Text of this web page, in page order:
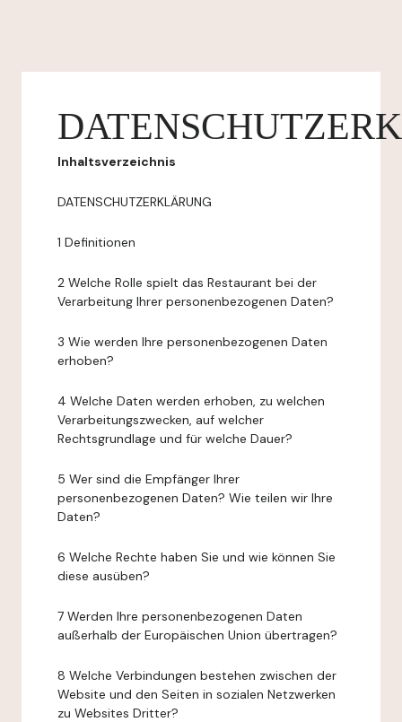
Inhaltsverzeichnis
DATENSCHUTZERKLÄRUNG
1 Definitionen
2 Welche Rolle spielt das Restaurant bei der
Verarbeitung Ihrer personenbezogenen Daten?
3 Wie werden Ihre personenbezogenen Daten
erhoben?
4 Welche Daten werden erhoben, zu welchen
Verarbeitungszwecken, auf welcher
Rechtsgrundlage und für welche Dauer?
5 Wer sind die Empfänger Ihrer
personenbezogenen Daten? Wie teilen wir Ihre
Daten?
6 Welche Rechte haben Sie und wie können Sie
diese ausüben?
7 Werden Ihre personenbezogenen Daten
außerhalb der Europäischen Union übertragen?
8 Welche Verbindungen bestehen zwischen der
Website und den Seiten in sozialen Netzwerken
zu Websites Dritter?